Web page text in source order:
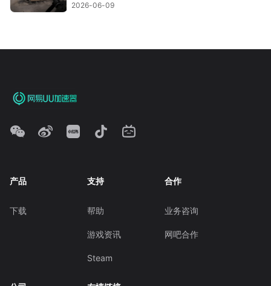
2026-06-09
产品
下载
支持
帮助
游戏资讯
Steam
合作
业务咨询
网吧合作